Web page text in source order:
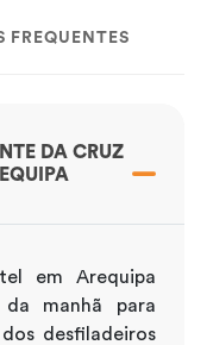
FREQUENTES
DA CRUZ
em Arequipa
manhã para
desfiladeiros